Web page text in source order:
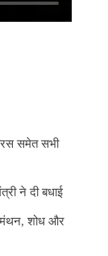
समेत सभी
ने दी बधाई
मंथन, शोध और